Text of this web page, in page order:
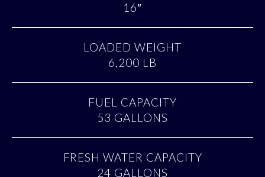
16″
LOADED WEIGHT
6,200 LB
FUEL CAPACITY
53 GALLONS
FRESH WATER CAPACITY
24 GALLONS